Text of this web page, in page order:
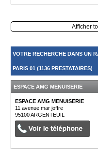
Afficher
VOTRE RECHERCHE DANS UN
PARIS 01 (1136 PRESTATAIRES)
ESPACE AMG MENUISERIE
ESPACE AMG MENUISERIE
11 avenue mar joffre
95100ARGENTEUIL